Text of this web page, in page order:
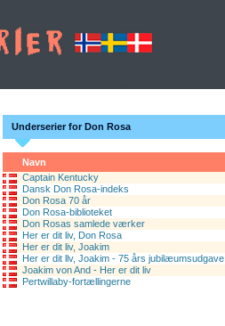
Underserier for Don Rosa
Navn
Captain Kentucky
Dansk Don Rosa-indeks
Don Rosa 70 år
Don Rosa-biblioteket
Don Rosas samlede værker
Her er dit liv, Don Rosa
Her er dit liv, Joakim
Her er dit llv, Joakim - 75 års jubilæumsudgave
Joakim von And - Her er dit liv
Pertwillaby-fortællingerne